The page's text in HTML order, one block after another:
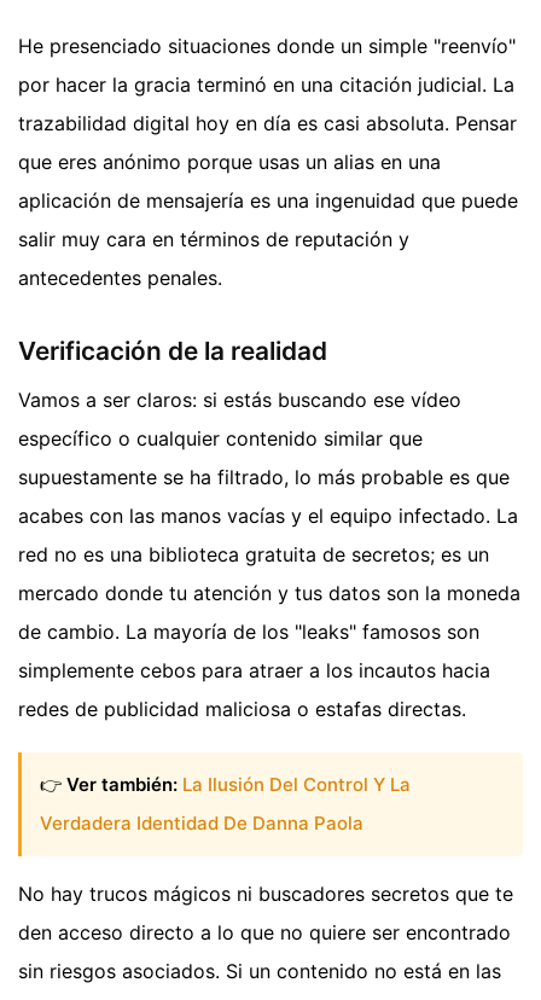
He presenciado situaciones donde un simple "reenvío"
por hacer la gracia terminó en una citación judicial. La
trazabilidad digital hoy en día es casi absoluta. Pensar
que eres anónimo porque usas un alias en una
aplicación de mensajería es una ingenuidad que puede
salir muy cara en términos de reputación y
antecedentes penales.
Verificación de la realidad
Vamos a ser claros: si estás buscando ese vídeo
específico o cualquier contenido similar que
supuestamente se ha filtrado, lo más probable es que
acabes con las manos vacías y el equipo infectado. La
red no es una biblioteca gratuita de secretos; es un
mercado donde tu atención y tus datos son la moneda
de cambio. La mayoría de los "leaks" famosos son
simplemente cebos para atraer a los incautos hacia
redes de publicidad maliciosa o estafas directas.
👉 Ver también: La Ilusión Del Control Y La
Verdadera Identidad De Danna Paola
No hay trucos mágicos ni buscadores secretos que te
den acceso directo a lo que no quiere ser encontrado
sin riesgos asociados. Si un contenido no está en las